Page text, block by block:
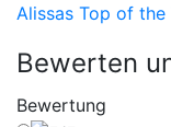
Alissas Top of the
Bewerten
Bewertung